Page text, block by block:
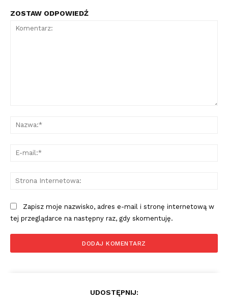
ZOSTAW ODPOWIEDŹ
Zapisz moje nazwisko, adres e-mail i stronę internetową w
tej przeglądarce na następny raz, gdy skomentuję.
UDOSTĘPNIJ: